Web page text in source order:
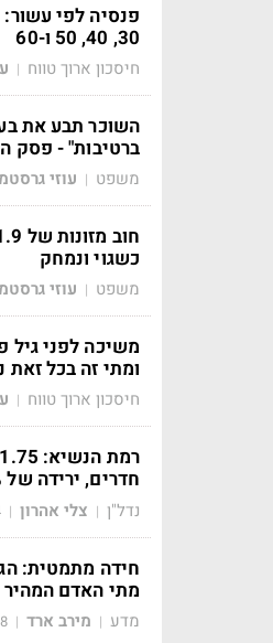
30, 40, 50 ו-60
חיסכון ארוך טווח |
השוכר תבע את
ברטיבות" - פסק
משפט | עוזי
כשגוי ונמחק
משפט | עוזי
משיכה לפני גיל
ומתי זה בכל זאת
חיסכון ארוך טווח |
חדרים, ירידה של 16%
נדל"ן | צלי אהרון |
מתי האדם המהיר
מדע | מירב ארד |